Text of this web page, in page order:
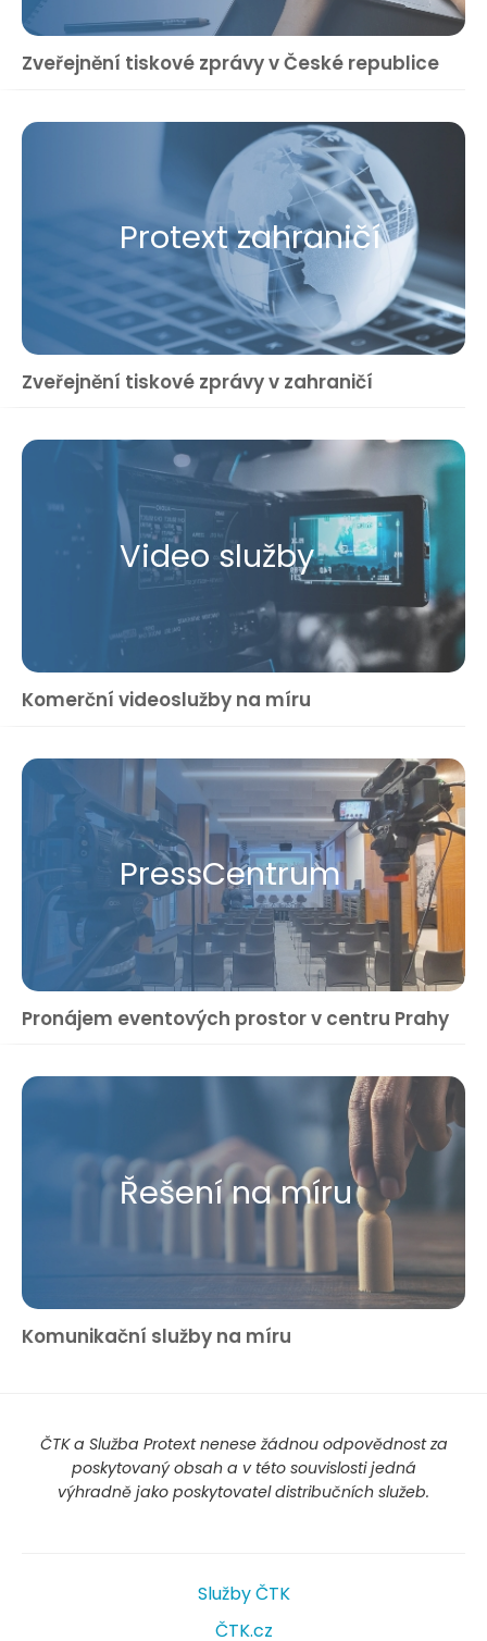
Zveřejnění tiskové zprávy v České republice
Protext zahraničí
Zveřejnění tiskové zprávy v zahraničí
Video služby
Komerční videoslužby na míru
Press​Centrum
Pronájem eventových prostor v centru Prahy
Řešení na míru
Komunikační služby na míru
ČTK a Služba Protext nenese žádnou odpovědnost za
poskytovaný obsah a v této souvislosti jedná
výhradně jako poskytovatel distribučních služeb.
Služby ČTK
ČTK.cz